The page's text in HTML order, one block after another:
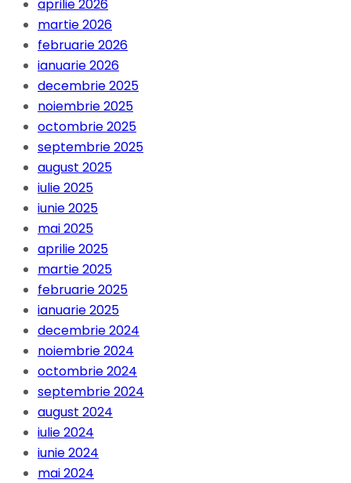
aprilie 2026
martie 2026
februarie 2026
ianuarie 2026
decembrie 2025
noiembrie 2025
octombrie 2025
septembrie 2025
august 2025
iulie 2025
iunie 2025
mai 2025
aprilie 2025
martie 2025
februarie 2025
ianuarie 2025
decembrie 2024
noiembrie 2024
octombrie 2024
septembrie 2024
august 2024
iulie 2024
iunie 2024
mai 2024